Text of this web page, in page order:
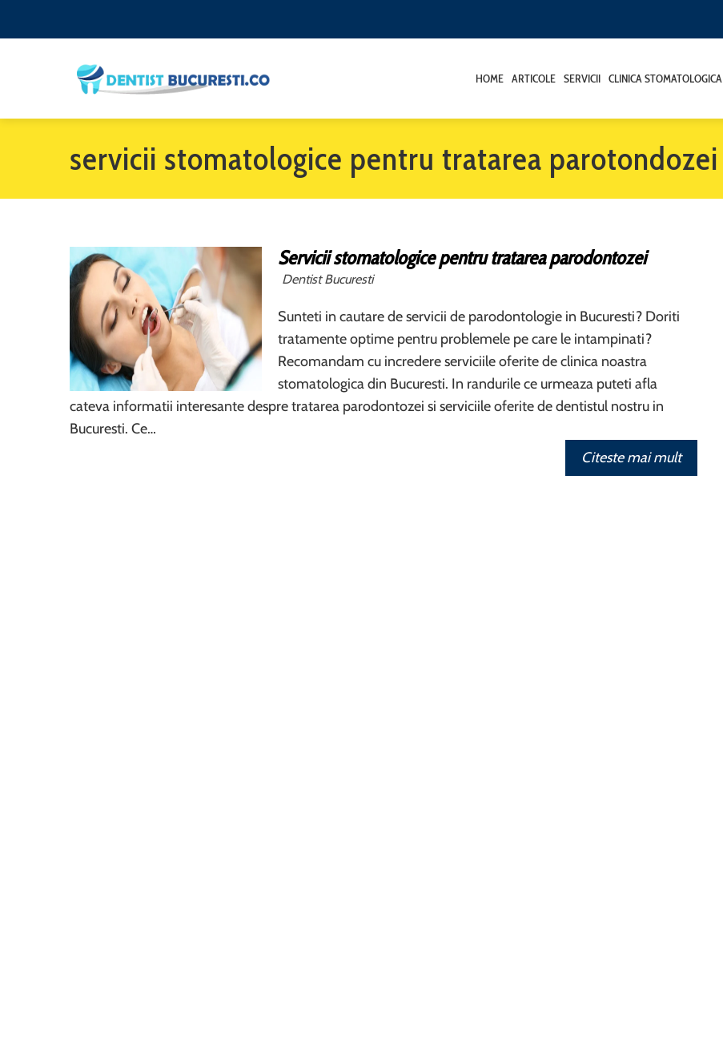
HOME ARTICOLE SERVICII CLINICA STOMATOLOGICA
servicii stomatologice pentru tratarea parotondozei
Servicii stomatologice pentru tratarea parodontozei
Dentist Bucuresti
Sunteti in cautare de servicii de parodontologie in Bucuresti? Doriti
tratamente optime pentru problemele pe care le intampinati?
Recomandam cu incredere serviciile oferite de clinica noastra
stomatologica din Bucuresti. In randurile ce urmeaza puteti afla
cateva informatii interesante despre tratarea parodontozei si serviciile oferite de dentistul nostru in
Bucuresti. Ce…
Citeste mai mult